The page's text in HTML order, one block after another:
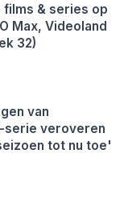
films & series op
Max, Videoland
32)
van
serie veroveren
tot nu toe'